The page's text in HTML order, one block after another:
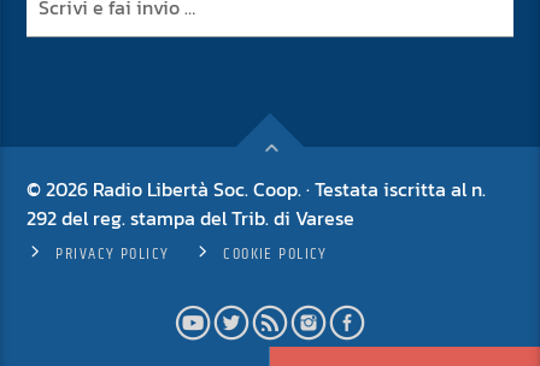
© 2026 Radio Libertà Soc. Coop. · Testata iscritta al n.
292 del reg. stampa del Trib. di Varese
PRIVACY POLICY COOKIE POLICY